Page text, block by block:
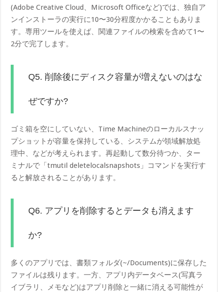
(Adobe Creative Cloud、Microsoft Officeなど)では、独自ア
ンインストーラの実行に10〜30分程度かかることもありま
す。専用ツールを使えば、関連ファイルの検索を含めて1〜
2分で完了します。
Q5. 削除後にディスク容量が増えないのはな
ぜですか?
ゴミ箱を空にしていない、Time Machineのローカルスナッ
プショットが容量を保持している、システムが領域解放処
理中、などが考えられます。再起動して数分待つか、ター
ミナルで「tmutil deletelocalsnapshots」コマンドを実行す
ると解放されることがあります。
Q6. アプリを削除するとデータも消えます
か?
多くのアプリでは、書類フォルダ(~/Documents)に保存した
ファイルは残ります。一方、アプリ内データベース(写真ラ
イブラリ、メモなど)はアプリ削除と一緒に消える可能性が